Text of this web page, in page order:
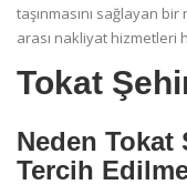
taşınmasını sağlayan
arası nakliyat hizmetleri
Tokat
Neden Tokat
Tercih